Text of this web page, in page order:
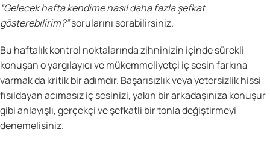
“Gelecek hafta kendime nasıl daha fazla şefkat
gösterebilirim?”sorularını sorabilirsiniz.
Bu haftalık kontrol noktalarında zihninizin içinde sürekli
konuşan o yargılayıcı ve mükemmeliyetçi iç sesin farkına
varmak da kritik bir adımdır. Başarısızlık veya yetersizlik hissi
fısıldayan acımasız iç sesinizi, yakın bir arkadaşınıza konuşur
gibi anlayışlı, gerçekçi ve şefkatli bir tonla değiştirmeyi
denemelisiniz.